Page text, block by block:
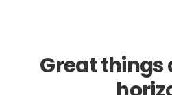
Great things